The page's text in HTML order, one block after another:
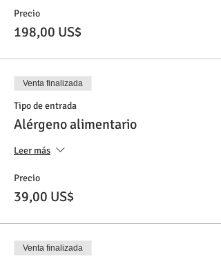
Precio
198,00 US$
Venta finalizada
Tipo de entrada
Alérgeno alimentario
Leer más
Precio
39,00 US$
Venta finalizada